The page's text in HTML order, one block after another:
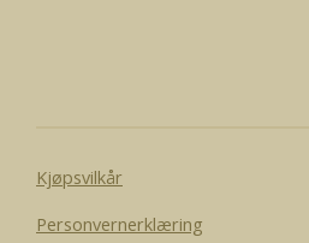
Kjøpsvilkår
Personvernerklæring